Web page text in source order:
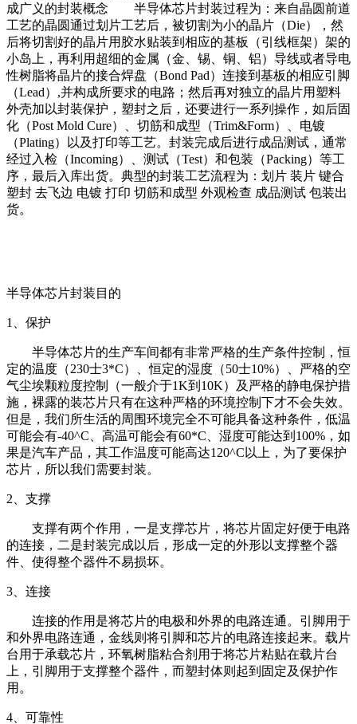
成广义的封装概念 半导体芯片封装过程为：来自晶圆前道
工艺的晶圆通过划片工艺后，被切割为小的晶片（Die），然
后将切割好的晶片用胶水贴装到相应的基板（引线框架）架的
小岛上，再利用超细的金属（金、锡、铜、铝）导线或者导电
性树脂将晶片的接合焊盘（Bond Pad）连接到基板的相应引脚
（Lead）,并构成所要求的电路；然后再对独立的晶片用塑料
外壳加以封装保护，塑封之后，还要进行一系列操作，如后固
化（Post Mold Cure）、切筋和成型（Trim&Form）、电镀
（Plating）以及打印等工艺。封装完成后进行成品测试，通常
经过入检（Incoming）、测试（Test）和包装（Packing）等工
序，最后入库出货。典型的封装工艺流程为：划片 装片 键合
塑封 去飞边 电镀 打印 切筋和成型 外观检查 成品测试 包装出
货。
半导体芯片封装目的
1、保护
半导体芯片的生产车间都有非常严格的生产条件控制，恒
定的温度（230士3*C）、恒定的湿度（50士10%）、严格的空
气尘埃颗粒度控制（一般介于1K到10K）及严格的静电保护措
施，裸露的装芯片只有在这种严格的环境控制下才不会失效。
但是，我们所生活的周围环境完全不可能具备这种条件，低温
可能会有-40^C、高温可能会有60*C、湿度可能达到100%，如
果是汽车产品，其工作温度可能高达120^C以上，为了要保护
芯片，所以我们需要封装。
2、支撑
支撑有两个作用，一是支撑芯片，将芯片固定好便于电路
的连接，二是封装完成以后，形成一定的外形以支撑整个器
件、使得整个器件不易损坏。
3、连接
连接的作用是将芯片的电极和外界的电路连通。引脚用于
和外界电路连通，金线则将引脚和芯片的电路连接起来。载片
台用于承载芯片，环氧树脂粘合剂用于将芯片粘贴在载片台
上，引脚用于支撑整个器件，而塑封体则起到固定及保护作
用。
4、可靠性